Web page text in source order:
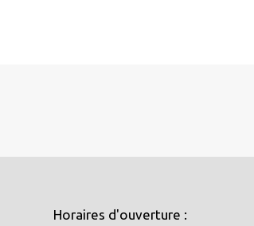
Horaires d'ouverture :